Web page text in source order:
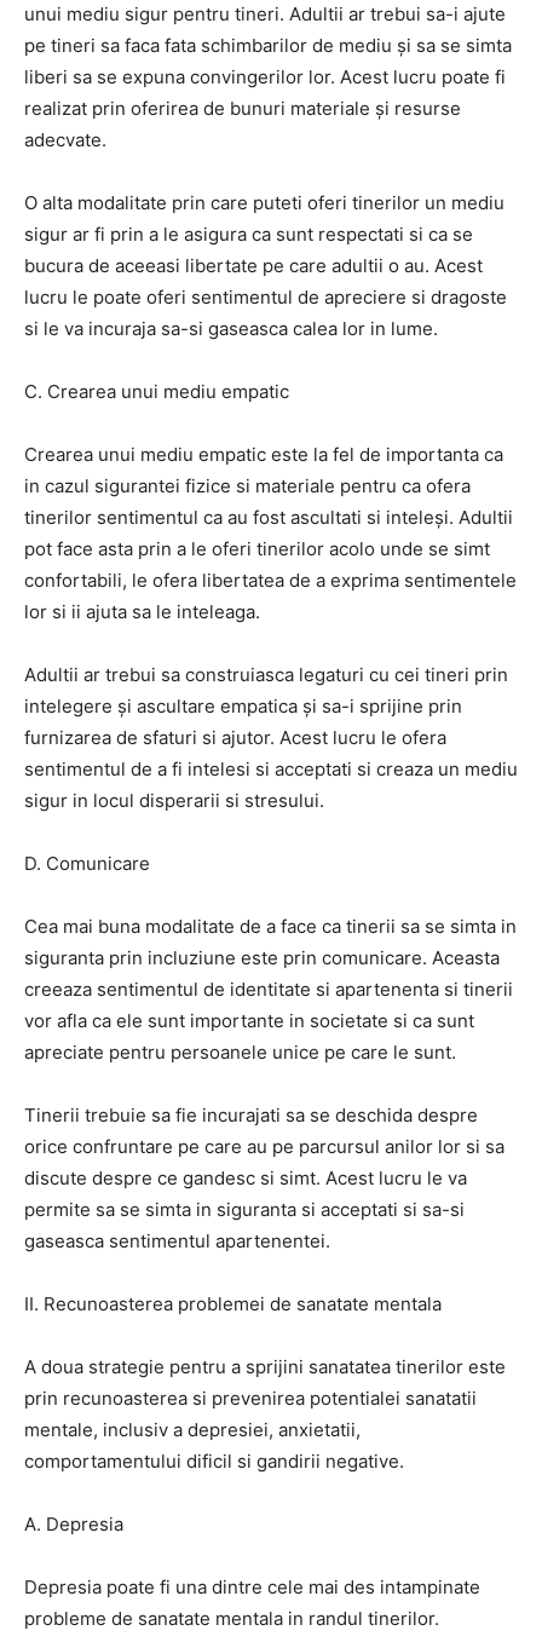
unui mediu sigur pentru tineri. Adultii ar trebui sa-i ajute
pe tineri sa faca fata schimbarilor de mediu și sa se simta
liberi sa se expuna convingerilor lor. Acest lucru poate fi
realizat prin oferirea de bunuri materiale și resurse
adecvate.
O alta modalitate prin care puteti oferi tinerilor un mediu
sigur ar fi prin a le asigura ca sunt respectati si ca se
bucura de aceeasi libertate pe care adultii o au. Acest
lucru le poate oferi sentimentul de apreciere si dragoste
si le va incuraja sa-si gaseasca calea lor in lume.
C. Crearea unui mediu empatic
Crearea unui mediu empatic este la fel de importanta ca
in cazul sigurantei fizice si materiale pentru ca ofera
tinerilor sentimentul ca au fost ascultati si inteleși. Adultii
pot face asta prin a le oferi tinerilor acolo unde se simt
confortabili, le ofera libertatea de a exprima sentimentele
lor si ii ajuta sa le inteleaga.
Adultii ar trebui sa construiasca legaturi cu cei tineri prin
intelegere și ascultare empatica și sa-i sprijine prin
furnizarea de sfaturi si ajutor. Acest lucru le ofera
sentimentul de a fi intelesi si acceptati si creaza un mediu
sigur in locul disperarii si stresului.
D. Comunicare
Cea mai buna modalitate de a face ca tinerii sa se simta in
siguranta prin incluziune este prin comunicare. Aceasta
creeaza sentimentul de identitate si apartenenta si tinerii
vor afla ca ele sunt importante in societate si ca sunt
apreciate pentru persoanele unice pe care le sunt.
Tinerii trebuie sa fie incurajati sa se deschida despre
orice confruntare pe care au pe parcursul anilor lor si sa
discute despre ce gandesc si simt. Acest lucru le va
permite sa se simta in siguranta si acceptati si sa-si
gaseasca sentimentul apartenentei.
II. Recunoasterea problemei de sanatate mentala
A doua strategie pentru a sprijini sanatatea tinerilor este
prin recunoasterea si prevenirea potentialei sanatatii
mentale, inclusiv a depresiei, anxietatii,
comportamentului dificil si gandirii negative.
A. Depresia
Depresia poate fi una dintre cele mai des intampinate
probleme de sanatate mentala in randul tinerilor.